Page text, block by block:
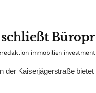
schließt
immobilien investment
der Kaiserjägerstraße